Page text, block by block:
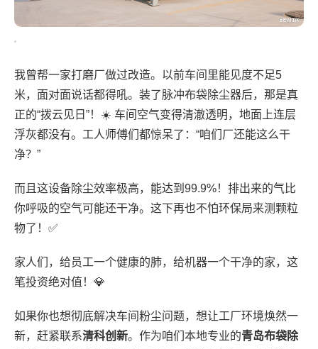
我曾帮一家打磨厂做过改造。以前车间里能见度不足5
米，面对面说话都得吼。装了脉冲布袋除尘器后，那是真
正的“拨云见日”！☀️ 车间空气变得清澈透明，地面上连层
浮灰都没有。工人师傅们都惊呆了：“咱们厂还能这么干
净？”
而且这设备除尘效率极高，能达到99.9%！排出来的气比
你呼吸的空气可能还干净。这下再也不怕环保局来测颗粒
物了！✅
家人们，给员工一个健康的肺，给机器一个干净的家，这
笔投资绝对值！💎
如果你也想彻底解决车间粉尘问题，想让工厂环境焕然一
新，赶紧联系清科创新。作为咱们本地专业的青岛布袋除